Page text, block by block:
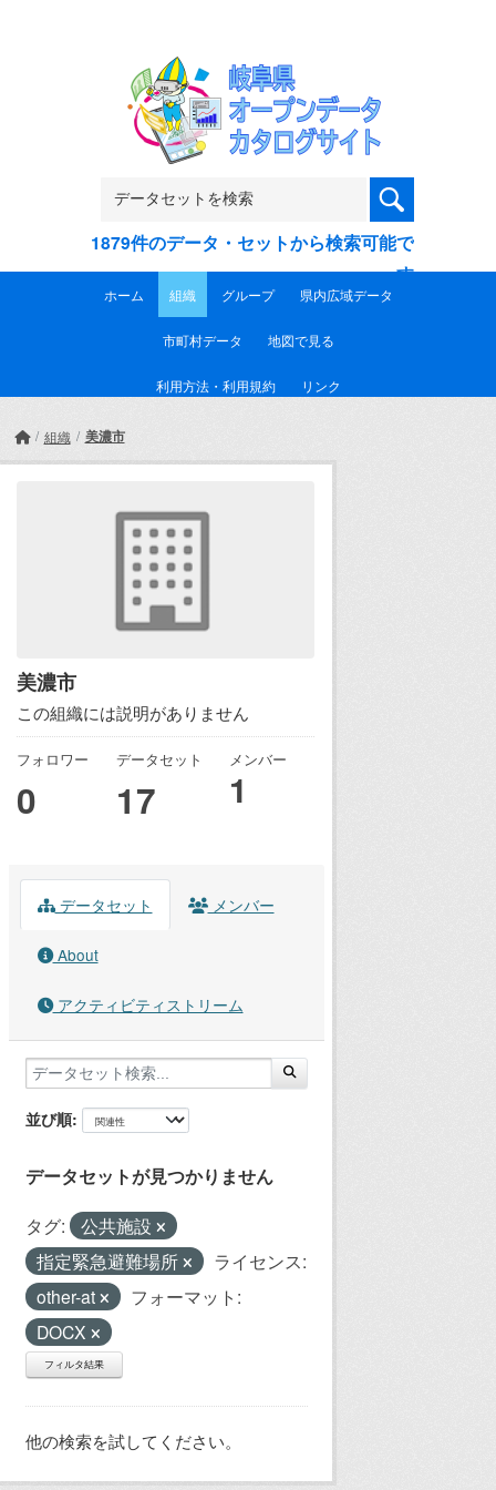
1879件のデータ・セットから検索可能で
す
ホーム 組織 グループ 県内広域データ
市町村データ 地図で見る
利用方法・利用規約 リンク
組織 美濃市
美濃市
この組織には説明がありません
フォロワー
0
データセット
17
メンバー
1
データセット メンバー
About
アクティビティストリーム
並び順
データセットが見つかりません
タグ:
公共施設
指定緊急避難場所
ライセンス:
other-at
フォーマット:
DOCX
フィルタ結果
他の検索を試してください。